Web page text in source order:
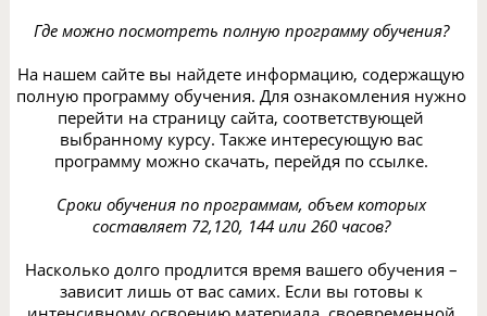
Где можно посмотреть полную программу обучения?
На нашем сайте вы найдете информацию, содержащую
полную программу обучения. Для ознакомления нужно
перейти на страницу сайта, соответствующей
выбранному курсу. Также интересующую вас
программу можно скачать, перейдя по ссылке.
Сроки обучения по программам, объем которых
составляет 72,120, 144 или 260 часов?
Насколько долго продлится время вашего обучения –
зависит лишь от вас самих. Если вы готовы к